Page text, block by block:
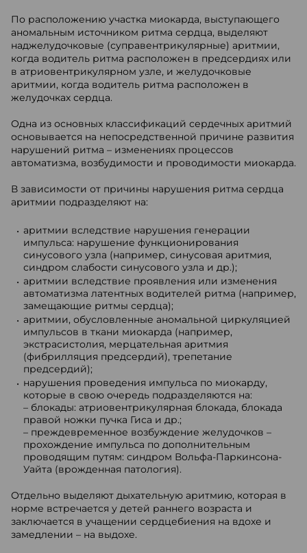
По расположению участка миокарда, выступающего
аномальным источником ритма сердца, выделяют
наджелудочковые (суправентрикулярные) аритмии,
когда водитель ритма расположен в предсердиях или
в атриовентрикулярном узле, и желудочковые
аритмии, когда водитель ритма расположен в
желудочках сердца.
Одна из основных классификаций сердечных аритмий
основывается на непосредственной причине развития
нарушений ритма – изменениях процессов
автоматизма, возбудимости и проводимости миокарда.
В зависимости от причины нарушения ритма сердца
аритмии подразделяют на:
аритмии вследствие нарушения генерации
импульса: нарушение функционирования
синусового узла (например, синусовая аритмия,
синдром слабости синусового узла и др.);
аритмии вследствие проявления или изменения
автоматизма латентных водителей ритма (например,
замещающие ритмы сердца);
аритмии, обусловленные аномальной циркуляцией
импульсов в ткани миокарда (например,
экстрасистолия, мерцательная аритмия
(фибрилляция предсердий), трепетание
предсердий);
нарушения проведения импульса по миокарду,
которые в свою очередь подразделяются на:
– блокады: атриовентрикулярная блокада, блокада
правой ножки пучка Гиса и др.;
– преждевременное возбуждение желудочков –
прохождение импульса по дополнительным
проводящим путям: синдром Вольфа-Паркинсона-
Уайта (врожденная патология).
Отдельно выделяют дыхательную аритмию, которая в
норме встречается у детей раннего возраста и
заключается в учащении сердцебиения на вдохе и
замедлении – на выдохе.